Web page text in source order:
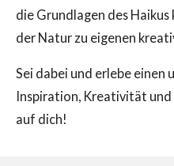
die Grundlagen des
der Natur zu eigenen
Sei dabei und erlebe einen
Inspiration, Kreativität
auf dich!